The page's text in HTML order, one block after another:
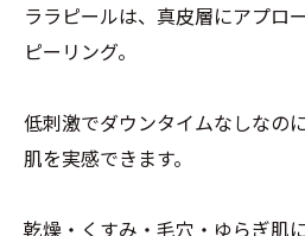
ララピールは、真皮層にアプロ
ピーリング。
低刺激でダウンタイムなしなの
肌を実感できます。
乾燥・くすみ・毛穴・ゆらぎ肌